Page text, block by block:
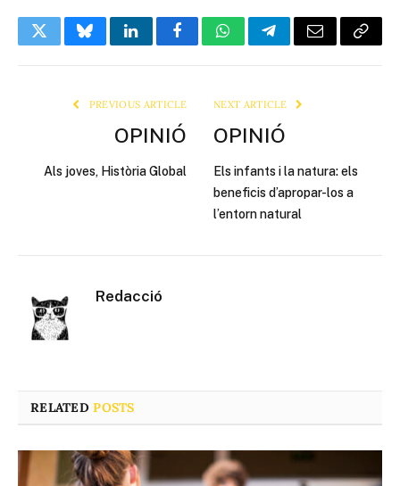
TwitterBlueskyLinkedInFacebookWhatsAppTelegramEmail Copy
PREVIOUS ARTICLE
OPINIÓ
Als joves, Història Global
NEXT ARTICLE
OPINIÓ
Els infants i la natura: els
beneficis d’apropar-los a
l’entorn natural
Redacció
RELATEDPOSTS